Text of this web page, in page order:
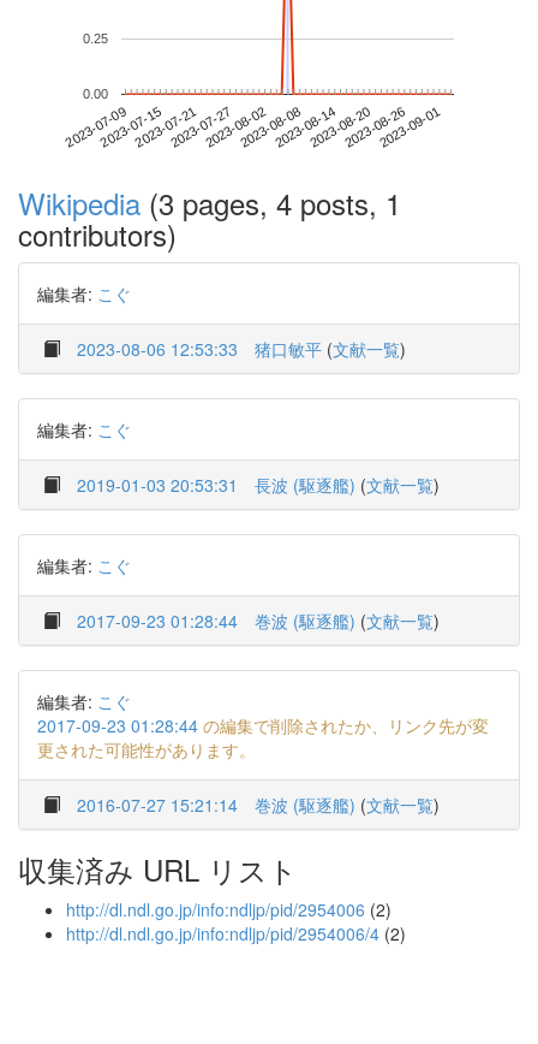
2023-07-092023-07-152023-07-212023-07-272023-08-022023-08-082023-08-142023-08-202023-08-262023-09-01
0.00
0.25
Wikipedia (3 pages, 4 posts, 1
contributors)
編集者: こぐ
2023-08-06 12:53:33 猪口敏平 (文献一覧)
編集者: こぐ
2019-01-03 20:53:31 長波 (駆逐艦) (文献一覧)
編集者: こぐ
2017-09-23 01:28:44 巻波 (駆逐艦) (文献一覧)
編集者: こぐ
2017-09-23 01:28:44 の編集で削除されたか、リンク先が変
更された可能性があります。
2016-07-27 15:21:14 巻波 (駆逐艦) (文献一覧)
収集済み URL リスト
http://dl.ndl.go.jp/info:ndljp/pid/2954006 (2)
http://dl.ndl.go.jp/info:ndljp/pid/2954006/4 (2)